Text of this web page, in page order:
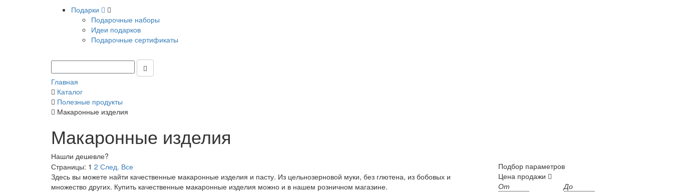
Подарки
Подарочные наборы
Идеи подарков
Подарочные сертификаты
Главная
Каталог
Полезные продукты
Макаронные изделия
Макаронные изделия
Нашли дешевле?
Подбор параметров
Цена продажи
От
До
Страницы: 1 2 След. Все
Здесь вы можете найти качественные макаронные изделия и пасту. Из цельнозерновой муки, без глютена, из бобовых и
множество других. Купить качественные макаронные изделия можно и в нашем розничном магазине.